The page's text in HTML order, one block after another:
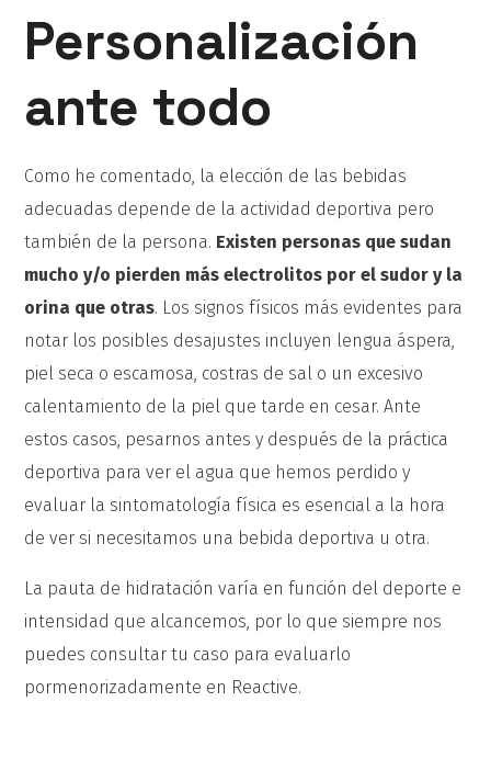
Personalización
ante todo
Como he comentado, la elección de las bebidas
adecuadas depende de la actividad deportiva pero
también de la persona. Existen personas que sudan
mucho y/o pierden más electrolitos por el sudor y la
orina que otras. Los signos físicos más evidentes para
notar los posibles desajustes incluyen lengua áspera,
piel seca o escamosa, costras de sal o un excesivo
calentamiento de la piel que tarde en cesar. Ante
estos casos, pesarnos antes y después de la práctica
deportiva para ver el agua que hemos perdido y
evaluar la sintomatología física es esencial a la hora
de ver si necesitamos una bebida deportiva u otra.
La pauta de hidratación varía en función del deporte e
intensidad que alcancemos, por lo que siempre nos
puedes consultar tu caso para evaluarlo
pormenorizadamente en Reactive.